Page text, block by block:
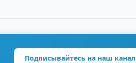
Подписывайтесь на наш канал